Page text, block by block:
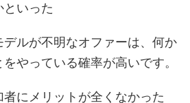
いった
ルが不明なオファーは、何か
やっている確率が高いです。
にメリットが全くなかった